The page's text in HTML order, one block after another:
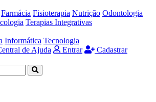
Farmácia Fisioterapia Nutrição Odontologia
Terapias Integrativas
Informática Tecnologia
de Ajuda Entrar Cadastrar